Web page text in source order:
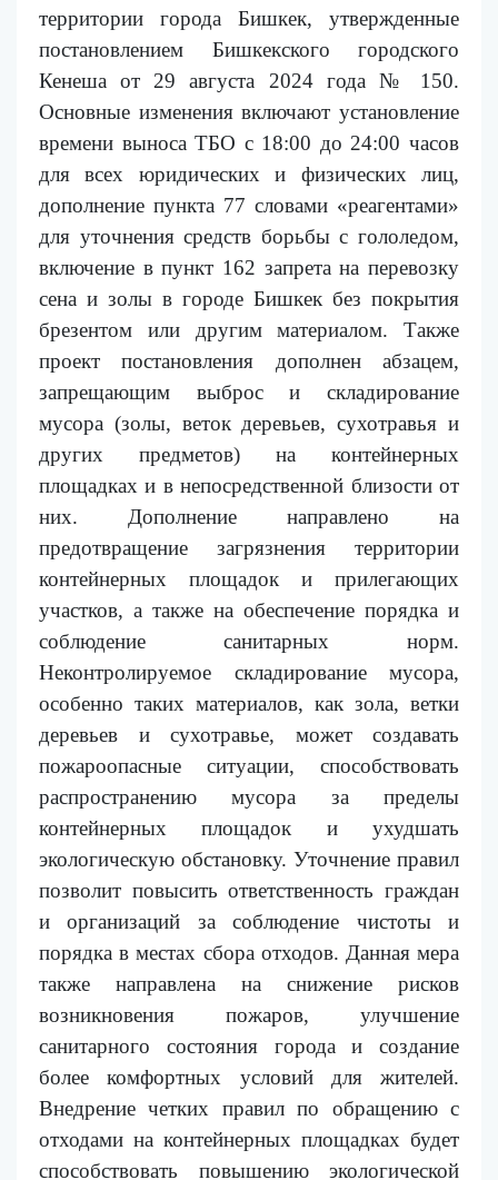
территории города Бишкек, утвержденные
постановлением Бишкекского городского
Кенеша от 29 августа 2024 года № 150.
Основные изменения включают установление
времени выноса ТБО с 18:00 до 24:00 часов
для всех юридических и физических лиц,
дополнение пункта 77 словами «реагентами»
для уточнения средств борьбы с гололедом,
включение в пункт 162 запрета на перевозку
сена и золы в городе Бишкек без покрытия
брезентом или другим материалом. Также
проект постановления дополнен абзацем,
запрещающим выброс и складирование
мусора (золы, веток деревьев, сухотравья и
других предметов) на контейнерных
площадках и в непосредственной близости от
них. Дополнение направлено на
предотвращение загрязнения территории
контейнерных площадок и прилегающих
участков, а также на обеспечение порядка и
соблюдение санитарных норм.
Неконтролируемое складирование мусора,
особенно таких материалов, как зола, ветки
деревьев и сухотравье, может создавать
пожароопасные ситуации, способствовать
распространению мусора за пределы
контейнерных площадок и ухудшать
экологическую обстановку. Уточнение правил
позволит повысить ответственность граждан
и организаций за соблюдение чистоты и
порядка в местах сбора отходов. Данная мера
также направлена на снижение рисков
возникновения пожаров, улучшение
санитарного состояния города и создание
более комфортных условий для жителей.
Внедрение четких правил по обращению с
отходами на контейнерных площадках будет
способствовать повышению экологической